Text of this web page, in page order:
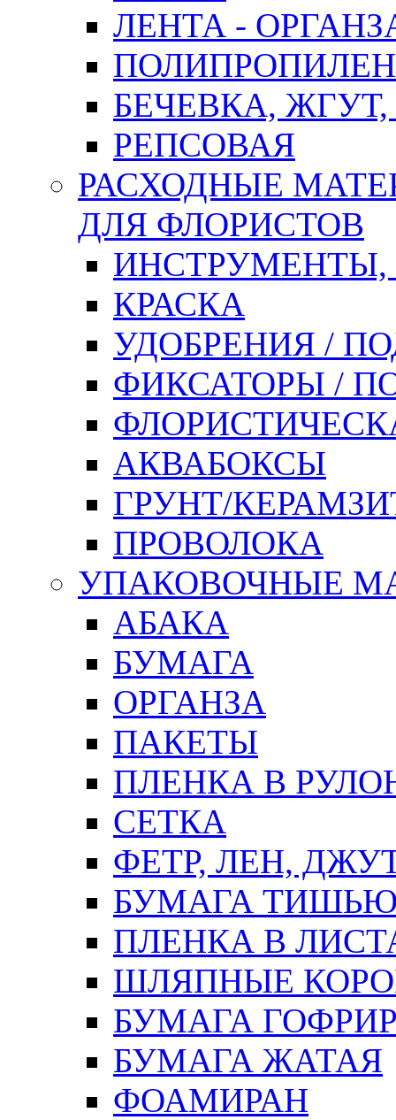
ЛЕНТА -
БЕЧЕВКА,
РЕПСОВАЯ
РАСХОДНЫЕ
ДЛЯ ФЛОРИСТОВ
ИНСТРУМЕНТЫ,
КРАСКА
УДОБРЕНИЯ /
ФИКСАТОРЫ /
АКВАБОКСЫ
ГРУНТ/
ПРОВОЛОКА
УПАКОВОЧНЫЕ
АБАКА
БУМАГА
ОРГАНЗА
ПАКЕТЫ
ПЛЕНКА В
СЕТКА
ФЕТР, ЛЕН,
БУМАГА
ПЛЕНКА В
ШЛЯПНЫЕ
БУМАГА
БУМАГА ЖАТАЯ
ФОАМИРАН